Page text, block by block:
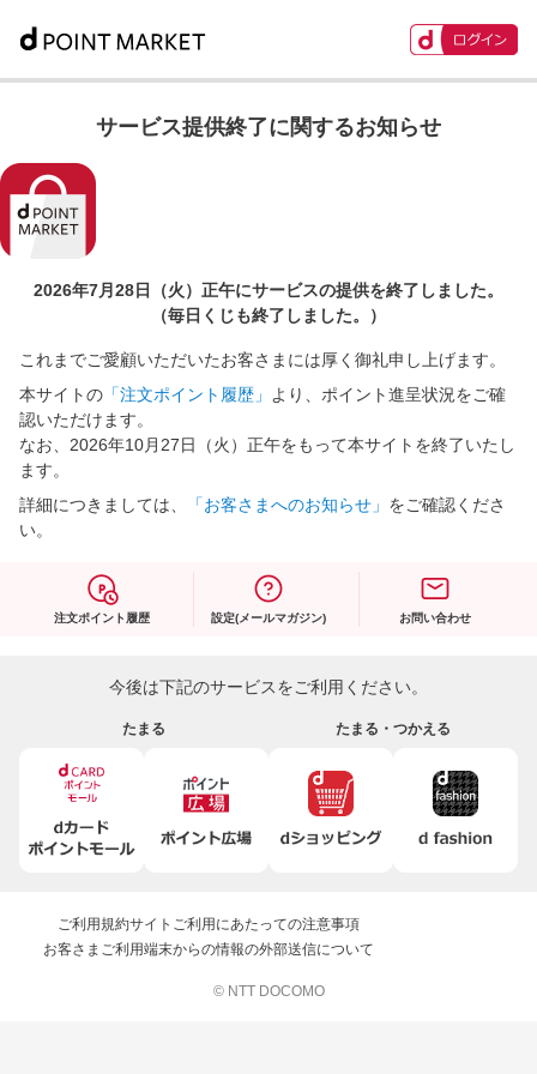
サービス提供終了に関するお知らせ
2026年7月28日（火）正午にサービスの提供を終了しました。
（毎日くじも終了しました。）
これまでご愛顧いただいたお客さまには厚く御礼申し上げます。
本サイトの 「注文ポイント履歴」
より、ポイント進呈状況をご確
認いただけます。
なお、2026年10月27日（火）正午をもって本サイトを終了いたし
ます。
詳細につきましては、
「お客さまへのお知らせ」 をご確認くださ
い。
注文ポイント履歴 設定(メールマガジン) お問い合わせ
今後は下記のサービスをご利用ください。
たまる たまる・つかえる
ご利用規約サイトご利用にあたっての注意事項
お客さまご利用端末からの情報の外部送信について
© NTT DOCOMO